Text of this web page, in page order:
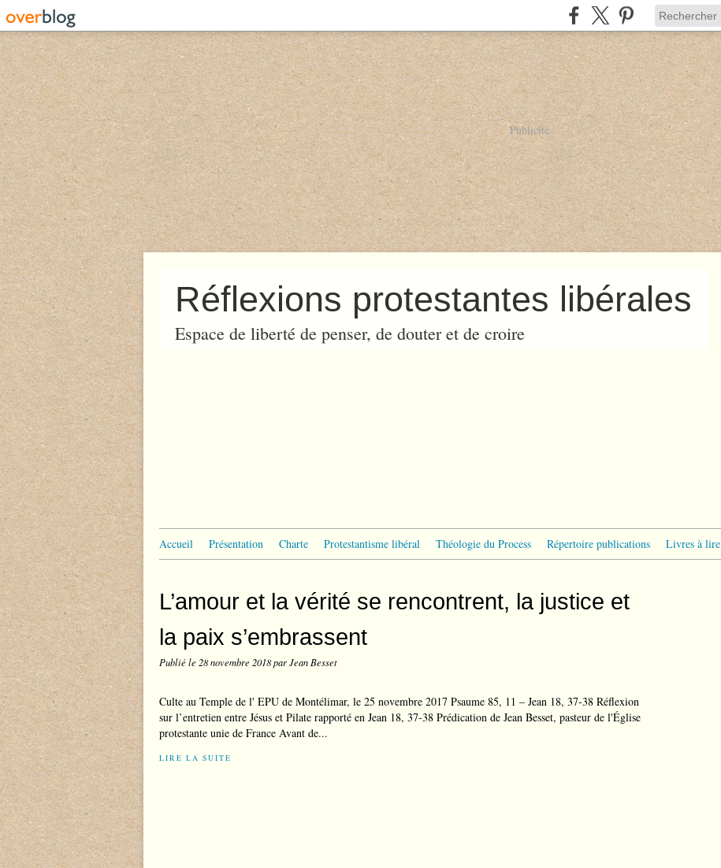
Publicité
Réflexions protestantes libérales
Espace de liberté de penser, de douter et de croire
Accueil Présentation Charte Protestantisme libéral Théologie du Process Répertoire publications Livres à lire
L’amour et la vérité se rencontrent, la justice et
la paix s’embrassent
Publié le 28 novembre 2018par Jean Besset
Culte au Temple de l' EPU de Montélimar, le 25 novembre 2017 Psaume 85, 11 – Jean 18, 37-38 Réflexion
sur l’entretien entre Jésus et Pilate rapporté en Jean 18, 37-38 Prédication de Jean Besset, pasteur de l'Église
protestante unie de France Avant de...
LIRE LA SUITE